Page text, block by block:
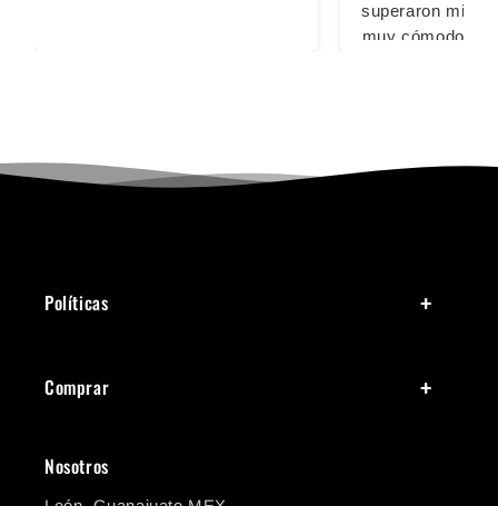
superaron mis
muy cómodos
ningún
Políticas
Comprar
Nosotros